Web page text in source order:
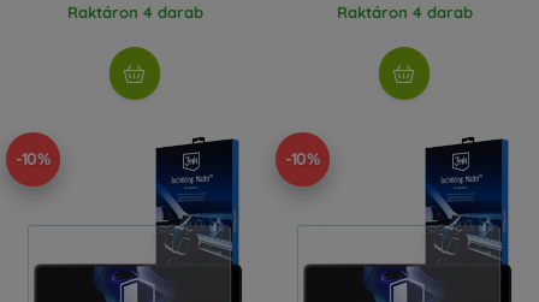
Raktáron 4 darab Raktáron 4 darab
-10% -10%